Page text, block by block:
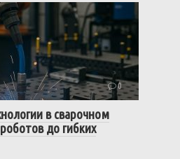
0
в сварочном
до гибких